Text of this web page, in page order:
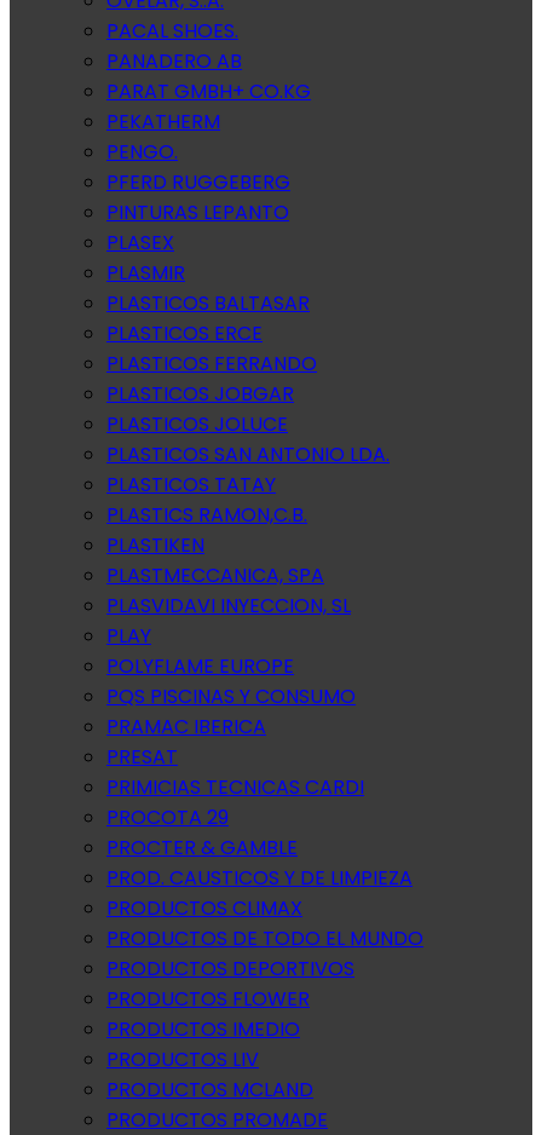
PACAL SHOES.
PANADERO AB
PARAT GMBH+ CO.KG
PEKATHERM
PENGO.
PFERD RUGGEBERG
PINTURAS LEPANTO
PLASEX
PLASMIR
PLASTICOS BALTASAR
PLASTICOS ERCE
PLASTICOS FERRANDO
PLASTICOS JOBGAR
PLASTICOS JOLUCE
PLASTICOS SAN ANTONIO LDA.
PLASTICOS TATAY
PLASTICS RAMON,C.B.
PLASTIKEN
PLASTMECCANICA, SPA
PLASVIDAVI INYECCION, SL
PLAY
POLYFLAME EUROPE
PQS PISCINAS Y CONSUMO
PRAMAC IBERICA
PRESAT
PRIMICIAS TECNICAS CARDI
PROCOTA 29
PROCTER & GAMBLE
PROD. CAUSTICOS Y DE LIMPIEZA
PRODUCTOS CLIMAX
PRODUCTOS DE TODO EL MUNDO
PRODUCTOS DEPORTIVOS
PRODUCTOS FLOWER
PRODUCTOS IMEDIO
PRODUCTOS LIV
PRODUCTOS MCLAND
PRODUCTOS PROMADE